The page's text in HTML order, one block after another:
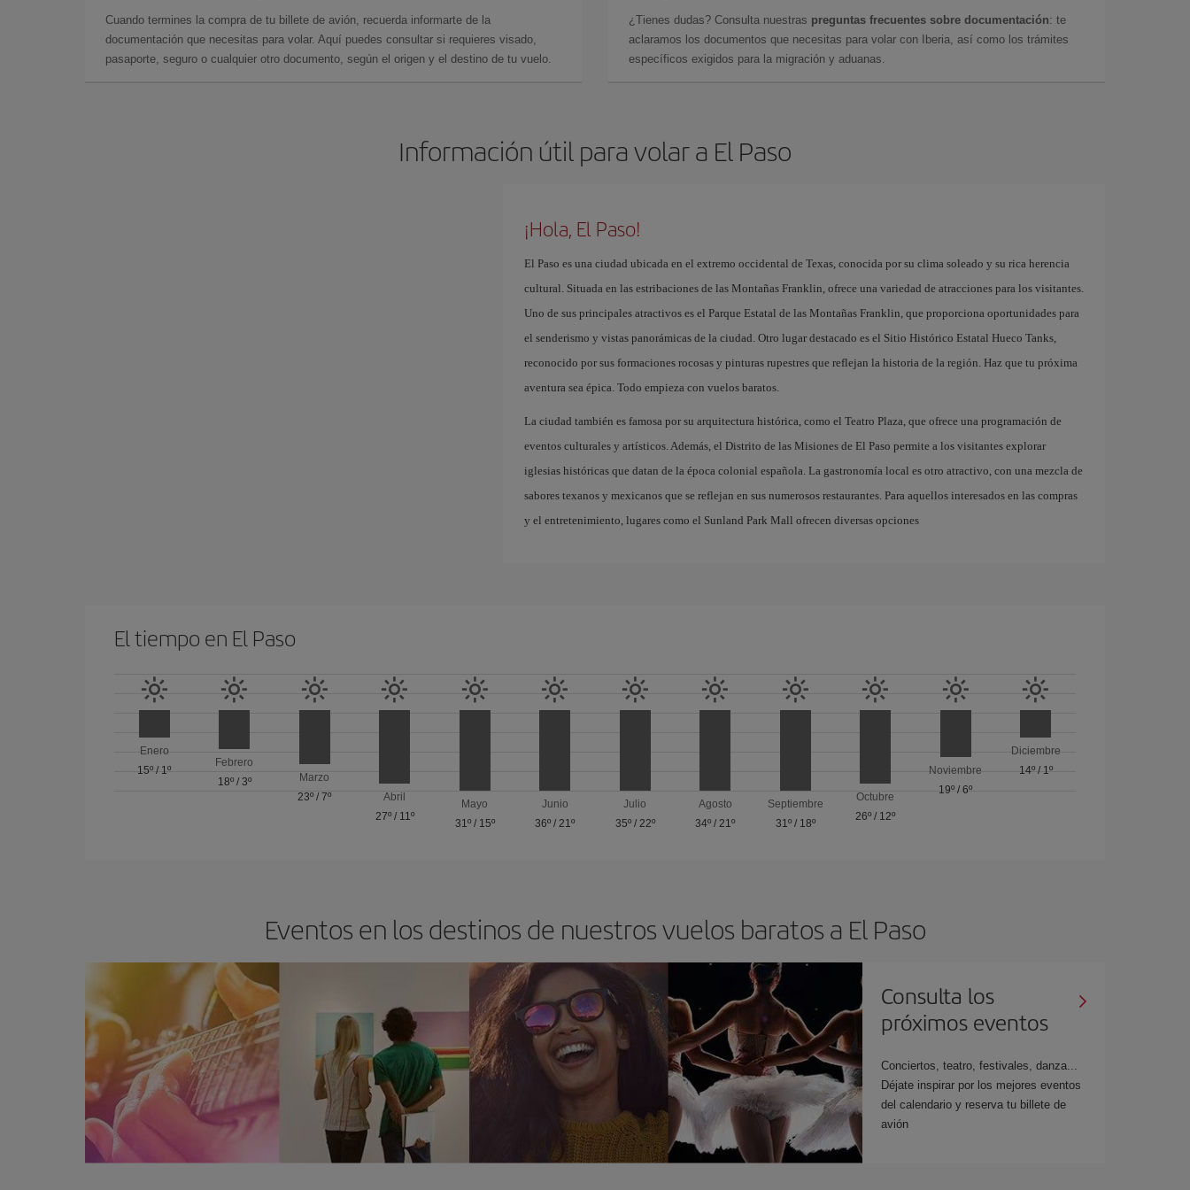
Cuando termines la compra de tu billete de avión, recuerda informarte de la
documentación que necesitas para volar. Aquí puedes consultar si requieres visado,
pasaporte, seguro o cualquier otro documento, según el origen y el destino de tu vuelo.
¿Tienes dudas? Consulta nuestras preguntas frecuentes sobre documentación: te
aclaramos los documentos que necesitas para volar con Iberia, así como los trámites
específicos exigidos para la migración y aduanas.
Información útil para volar a El Paso
¡Hola, El Paso!
El Paso es una ciudad ubicada en el extremo occidental de Texas, conocida por su clima soleado y su rica herencia
cultural. Situada en las estribaciones de las Montañas Franklin, ofrece una variedad de atracciones para los visitantes.
Uno de sus principales atractivos es el Parque Estatal de las Montañas Franklin, que proporciona oportunidades para
el senderismo y vistas panorámicas de la ciudad. Otro lugar destacado es el Sitio Histórico Estatal Hueco Tanks,
reconocido por sus formaciones rocosas y pinturas rupestres que reflejan la historia de la región. Haz que tu próxima
aventura sea épica. Todo empieza con vuelos baratos. ​
La ciudad también es famosa por su arquitectura histórica, como el Teatro Plaza, que ofrece una programación de
eventos culturales y artísticos. Además, el Distrito de las Misiones de El Paso permite a los visitantes explorar
iglesias históricas que datan de la época colonial española. La gastronomía local es otro atractivo, con una mezcla de
sabores texanos y mexicanos que se reflejan en sus numerosos restaurantes. Para aquellos interesados en las compras
y el entretenimiento, lugares como el Sunland Park Mall ofrecen diversas opciones
El tiempo en El Paso
Enero
15º / 1º
Febrero
18º/ 3º
Marzo
23º /7º
Abril
27º/ 11º
Mayo
31º/ 15º
Junio
36º / 21º
Julio
35º/ 22º
Agosto
34º / 21º
Septiembre
31º/ 18º
Octubre
26º / 12º
Noviembre
19º /6º
Diciembre
14º/ 1º
Eventos en los destinos de nuestros vuelos baratos a El Paso
Consulta los
próximos eventos
Conciertos, teatro, festivales, danza...
Déjate inspirar por los mejores eventos
del calendario y reserva tu billete de
avión